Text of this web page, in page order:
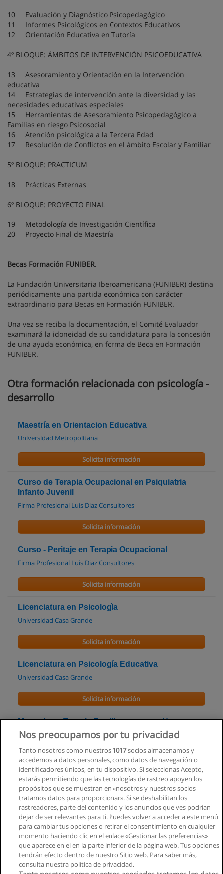
10 Evaluación y Diagnóstico Psicopedagógico
11 Informes Psicológicos en Contextos Educativos
12 Orientación Educativa en Tutoría
4º BLOQUE: ÁMBITOS DE INTERVENCIÓN PSICOEDUCATIVA
13 Asesoramiento y Orientación en la Intervención
educativa
14 Estrategias de intervención ante la diversidad y las
necesidades educativas especiales
15 Herramientas de Asesoramiento Psicopedagógico a
Familias en riesgo Psicosocial
16 Atención psicológica a la Tercera Edad
17 Resolución de Conflictos en el ámbito Escolar y Familiar
5º BLOQUE: PRACTICUM
18 Prácticas Externas
6º BLOQUE: PROYECTO FINAL
19 Metodología de Investigación Científica
20 Proyecto Final de Maestría
Becas Formación FUNIBER.
La Fundación Universitaria Iberoamericana (FUNIBER) destina
periódicamente una partida económica con carácter
extraordinario para Becas en Formación FUNIBER.
Una vez se reciba la documentación, el Comité Evaluador
examinará la idoneidad de su candidatura para la concesión
de una ayuda económica, en forma de Beca en Formación
FUNIBER.
Otra formación relacionada con psicología -
desarrollo
Maestría en Orientacion Educativa
Universidad Metropolitana
Solicita información
Curso de Terapia Ocupacional en Psiquiatria
Infanto Juvenil
Firma Profesional Luis Diaz Consultores
Solicita información
Curso - Peritaje en Terapia Ocupacional
Firma Profesional Luis Diaz Consultores
Solicita información
Licenciatura en Psicologìa
Universidad Casa Grande
Solicita información
Licenciatura en Psicología Educativa
Universidad Casa Grande
Solicita información
Maestría en Terapia Familiar con mención en
intervención sistémica o mención en
psicoterapia sistémica
Universidad Católica de Santiago de Guayaquil
Solicita información
Carrera de Ciencias de la Educación
Universidad Laica Vicente Rocafuerte de Guayaquil
Solicita información
Nos preocupamos por tu privacidad
Tanto nosotros como nuestros 1017socios almacenamos y
accedemos a datos personales, como datos de navegación o
identificadores únicos, en tu dispositivo. Si seleccionas Acepto,
estarás permitiendo que las tecnologías de rastreo apoyen los
propósitos que se muestran en «nosotros y nuestros socios
tratamos datos para proporcionar». Si se deshabilitan los
rastreadores, parte del contenido y los anuncios que ves podrían
dejar de ser relevantes para ti. Puedes volver a acceder a este menú
para cambiar tus opciones o retirar el consentimiento en cualquier
momento haciendo clic en el enlace «Gestionar las preferencias»
que aparece en el en la parte inferior de la página web. Tus opciones
tendrán efecto dentro de nuestro Sitio web. Para saber más,
consulta nuestra política de privacidad.